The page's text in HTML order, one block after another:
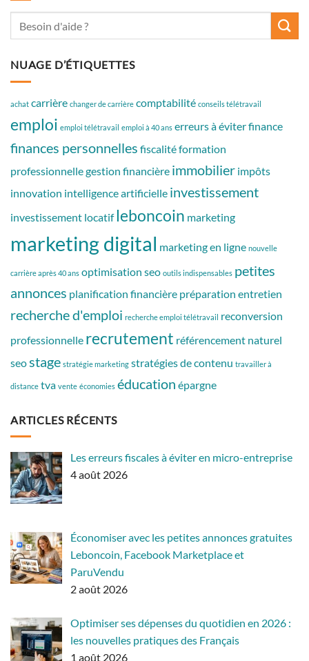
NUAGE D’ÉTIQUETTES
achat carrière changer de carrière comptabilité conseils télétravail
emploi emploi télétravail emploi à 40 ans erreurs à éviterfinance
finances personnelles fiscalitéformation
professionnellegestion financière immobilier impôts
innovation intelligence artificielle investissement
investissement locatif leboncoin marketing
marketing digital marketing en ligne nouvelle
carrière après 40 ans optimisation seo outils indispensables petites
annonces planification financière préparation entretien
recherche d'emploi recherche emploi télétravail reconversion
professionnelle recrutement référencement naturel
seostage stratégie marketing stratégies de contenu travailler à
distance tva vente économies éducation épargne
ARTICLES RÉCENTS
Les erreurs fiscales à éviter en micro-entreprise
4 août 2026
Économiser avec les petites annonces gratuites
Leboncoin, Facebook Marketplace et
ParuVendu
2 août 2026
Optimiser ses dépenses du quotidien en 2026 :
les nouvelles pratiques des Français
1 août 2026